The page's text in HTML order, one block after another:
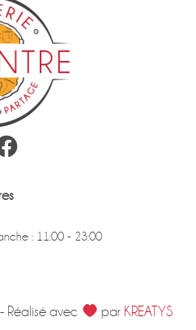
: 11:00 - 23:00
Réalisé avec par KREATYS